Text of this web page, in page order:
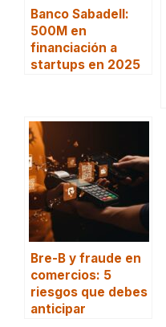
Banco Sabadell:
500M en
financiación a
startups en 2025
Bre-B y fraude en
comercios: 5
riesgos que debes
anticipar